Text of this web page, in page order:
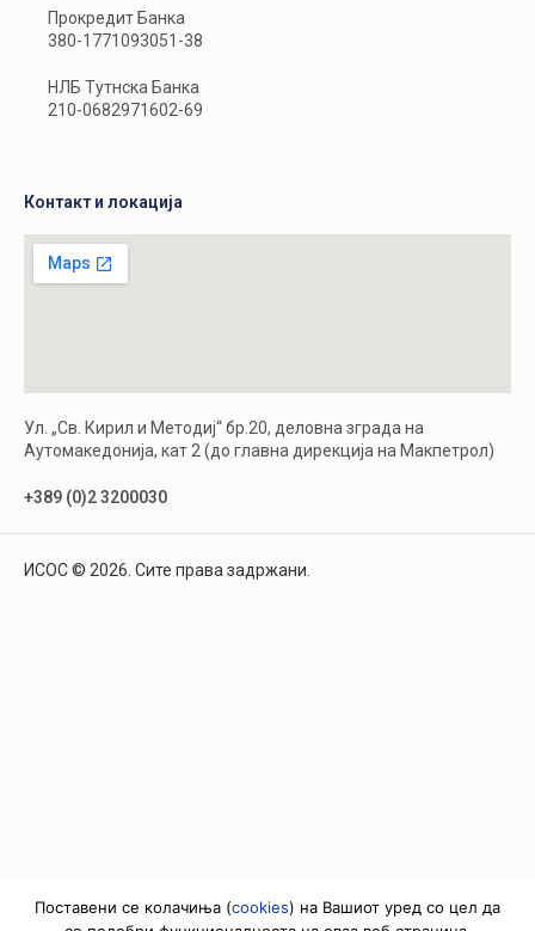
Прокредит Банка
380-1771093051-38
НЛБ Тутнска Банка
210-0682971602-69
Контакт и локација
Ул. „Св. Кирил и Методиј“ бр.20, деловна зграда на
Аутомакедонија, кат 2 (до главна дирекција на Макпетрол)
+389 (0)2 3200030
ИСОС © 2026. Сите права задржани.
Поставени се колачиња (cookies) на Вашиот уред со цел да